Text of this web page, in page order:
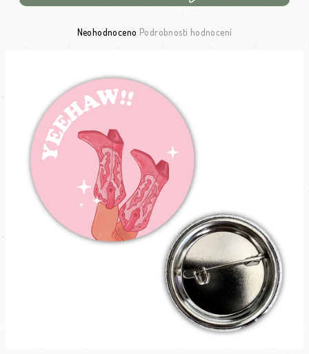
Průměrné hodnocení produktu je 0,0 z 5 hvězdiček.
Neohodnoceno Podrobnosti hodnocení